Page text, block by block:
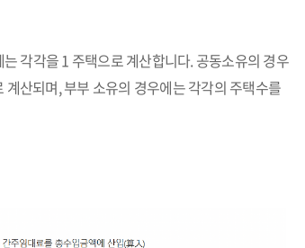
각각을 1 주택으로 계산합니다. 공동소유의 경우
산되며, 부부 소유의 경우에는 각각의 주택수를